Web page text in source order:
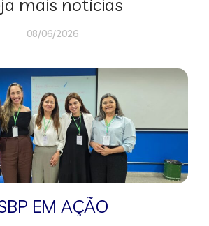
mais notícias
08/06/2026
EM AÇÃO